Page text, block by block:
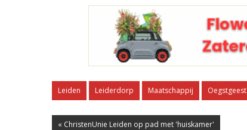
Leiden Leiderdorp Maatschappij Oegstgeest
« ChristenUnie Leiden op pad met 'huiskamer'